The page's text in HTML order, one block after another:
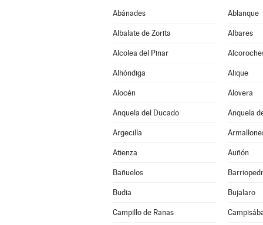
Abánades Ablanque
Albalate de Zorita Albares
Alcolea del Pinar
Alhóndiga Alique
Alocén Alovera
Anquela del Ducado Anquela
Argecilla
Atienza Auñón
Bañuelos
Budia Bujalaro
Campillo de Ranas